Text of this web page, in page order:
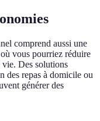
comprend aussi une
vous pourriez réduire
vie. Des solutions
des repas à domicile ou
générer des